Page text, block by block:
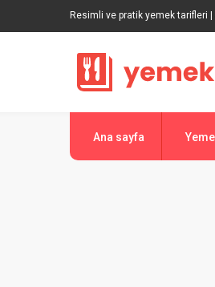
Resimli ve pratik yemek tarifleri
Ana sayfa